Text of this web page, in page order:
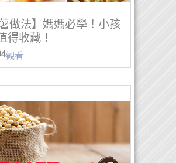
做法】媽媽必學！小孩
得收藏！
觀看